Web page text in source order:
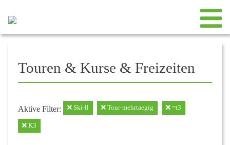
Touren & Kurse & Freizeiten
Aktive Filter: Ski-ll Tour-mehrtaegig =t3
K3